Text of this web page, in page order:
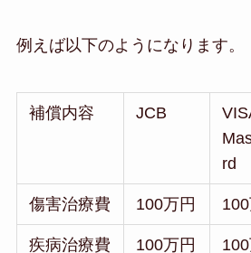
例えば以下のようになります。
補償内容 JCB
rd
傷害治療費 100万円
疾病治療費
100万円